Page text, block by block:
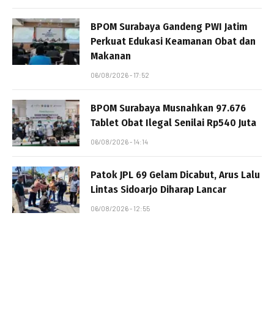
BPOM Surabaya Gandeng PWI Jatim
Perkuat Edukasi Keamanan Obat dan
Makanan
06/08/2026 - 17:52
BPOM Surabaya Musnahkan 97.676
Tablet Obat Ilegal Senilai Rp540 Juta
06/08/2026 - 14:14
Patok JPL 69 Gelam Dicabut, Arus Lalu
Lintas Sidoarjo Diharap Lancar
06/08/2026 - 12:55